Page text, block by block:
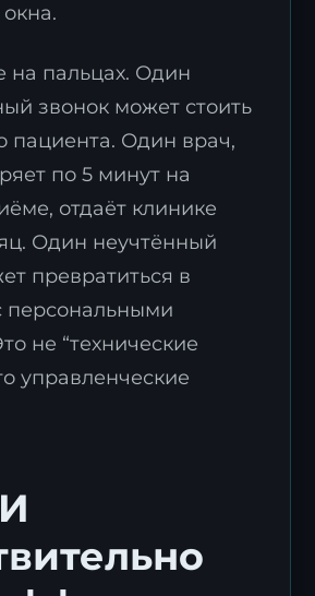
на пальцах. Один
звонок может стоить
пациента. Один врач,
по 5 минут на
отдаёт клинике
Один неучтённый
превратиться в
персональными
не “технические
управленческие